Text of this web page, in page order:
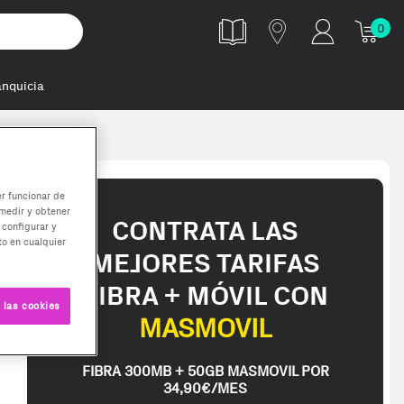
0
CONTRATA LAS
MEJORES TARIFAS
FIBRA + MÓVIL CON
MASMOVIL
FIBRA 300MB + 50GB MASMOVIL POR
34,90€/MES
funcionar de
y obtener
y
en cualquier
cookies